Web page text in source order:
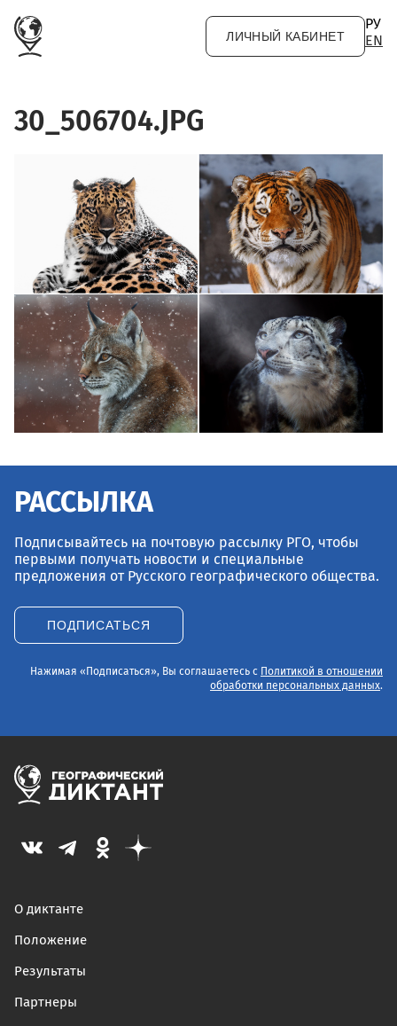
ЛИЧНЫЙ КАБИНЕТ
РУ
EN
30_506704.JPG
РАССЫЛКА
Подписывайтесь на почтовую рассылку РГО, чтобы
первыми получать новости и специальные
предложения от Русского географического общества.
ПОДПИСАТЬСЯ
Нажимая «Подписаться», Вы соглашаетесь с
Политикой в отношении
обработки персональных данных.
О диктанте
Положение
Результаты
Партнеры